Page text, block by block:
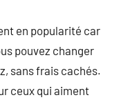
en popularité car
pouvez changer
sans frais cachés.
ceux qui aiment